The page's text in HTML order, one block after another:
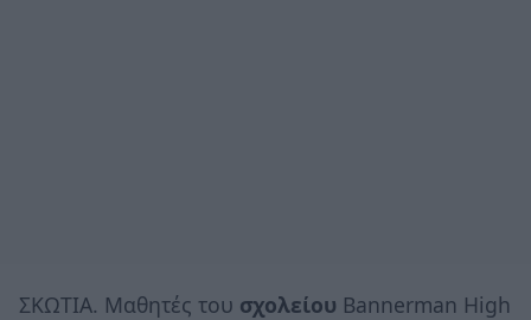
ΣΚΩΤΙΑ. Μαθητές του σχολείου Bannerman High